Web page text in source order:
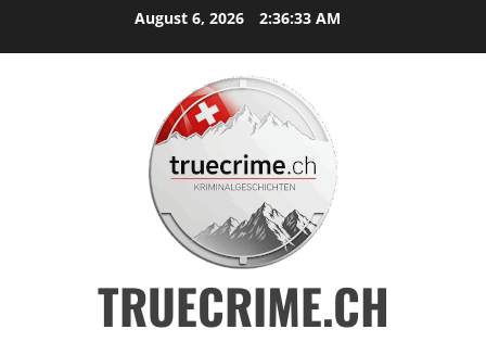
August 6, 2026 2:36:34 AM
TRUECRIME.CH